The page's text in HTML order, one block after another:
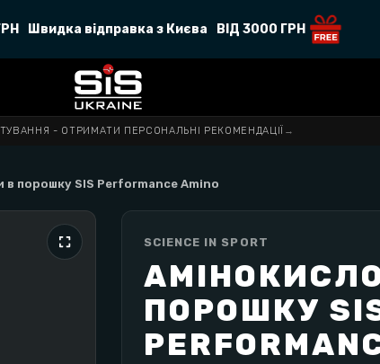
Швидка відправка з Києва ВІД 3000 ГРН
- ОТРИМАТИ ПЕРСОНАЛЬНІ РЕКОМЕНДАЦІЇ →
в порошку SIS Performance Amino
SCIENCE IN SPORT
ПОРОШКУ